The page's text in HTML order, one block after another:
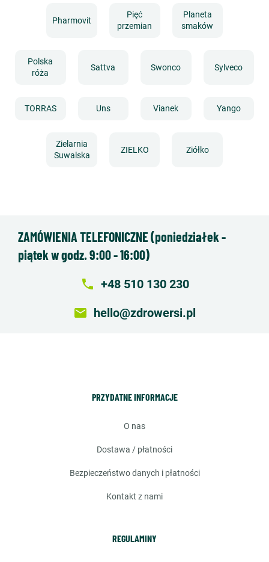
Pharmovit
Pięć
przemian
Planeta
smaków
Polska
róża
Sattva Swonco Sylveco
TORRAS Uns Vianek Yango
Zielarnia
Suwalska
ZIELKO Ziółko
ZAMÓWIENIA TELEFONICZNE (poniedziałek -
piątek w godz. 9:00 - 16:00)
local_phone +48 510 130 230
email hello@zdrowersi.pl
PRZYDATNE INFORMACJE
o nas
dostawa / płatności
bezpieczeństwo danych i płatności
kontakt z nami
REGULAMINY